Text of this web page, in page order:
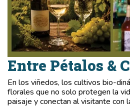
Entre Pétalos &
En los viñedos, los cultivos bio-
florales que no solo protegen la
paisaje y conectan al visitante con